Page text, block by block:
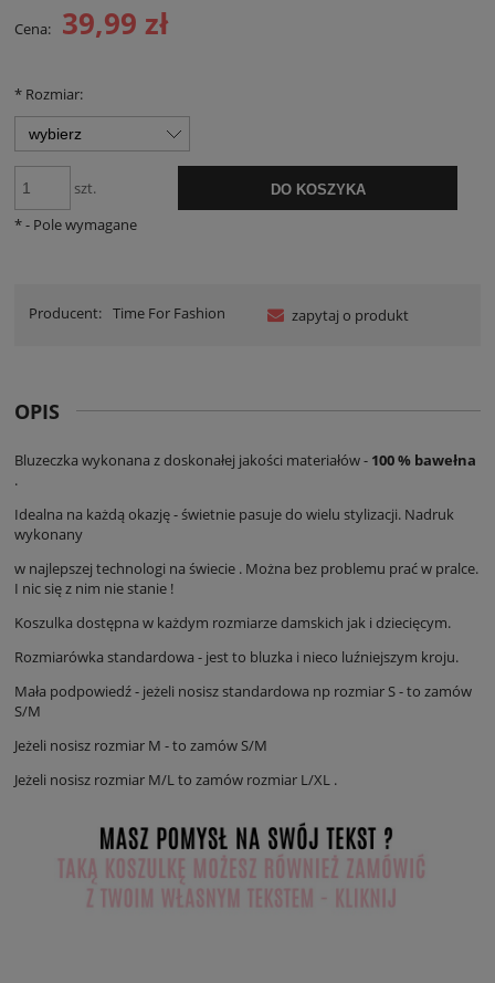
Cena: 39,99 zł
* Rozmiar:
szt. DO KOSZYKA
*- Pole wymagane
Producent: Time For Fashion zapytaj o produkt
OPIS
Bluzeczka wykonana z doskonałej jakości materiałów - 100 % bawełna
.
Idealna na każdą okazję - świetnie pasuje do wielu stylizacji. Nadruk
wykonany
w najlepszej technologi na świecie . Można bez problemu prać w pralce.
I nic się z nim nie stanie !
Koszulka dostępna w każdym rozmiarze damskich jak i dziecięcym.
Rozmiarówka standardowa - jest to bluzka i nieco luźniejszym kroju.
Mała podpowiedź - jeżeli nosisz standardowa np rozmiar S - to zamów
S/M
Jeżeli nosisz rozmiar M - to zamów S/M
Jeżeli nosisz rozmiar M/L to zamów rozmiar L/XL .